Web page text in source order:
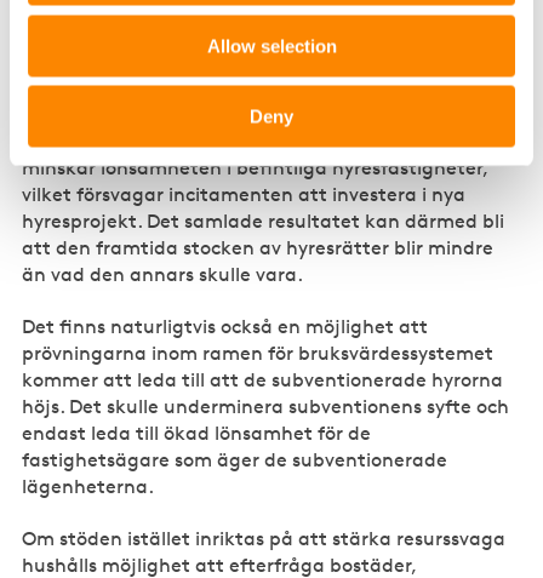
Allow selection
Deny
bruksvärdesfaktorerna. Bedömningen av detta görs
genom att hyrorna i likvärdiga lägenheter jämförs
med varandra. Om lägenheter med subventionerade
hyror (efter det att presumtionstiden har löpt ut)
används i sådana jämförelser, riskerar hyrorna att
sänkas i icke-subventionerade lägenheter. Det
minskar lönsamheten i befintliga hyresfastigheter,
vilket försvagar incitamenten att investera i nya
hyresprojekt. Det samlade resultatet kan därmed bli
att den framtida stocken av hyresrätter blir mindre
än vad den annars skulle vara.
Det finns naturligtvis också en möjlighet att
prövningarna inom ramen för bruksvärdessystemet
kommer att leda till att de subventionerade hyrorna
höjs. Det skulle underminera subventionens syfte och
endast leda till ökad lönsamhet för de
fastighetsägare som äger de subventionerade
lägenheterna.
Om stöden istället inriktas på att stärka resurssvaga
hushålls möjlighet att efterfråga bostäder,